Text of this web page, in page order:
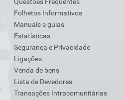
Folhetos Informativos
Manuais e guias
Estatísticas
Segurança e Privacidade
Ligações
Venda de bens
Lista de Devedores
Transações Intracomunitárias